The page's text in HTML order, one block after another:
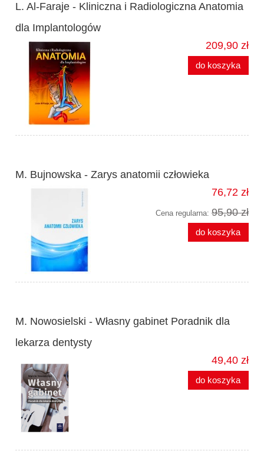
L. Al-Faraje - Kliniczna i Radiologiczna Anatomia
dla Implantologów
209,90 zł
do koszyka
M. Bujnowska - Zarys anatomii człowieka
76,72 zł
Cena regularna: 95,90 zł
do koszyka
M. Nowosielski - Własny gabinet Poradnik dla
lekarza dentysty
49,40 zł
do koszyka